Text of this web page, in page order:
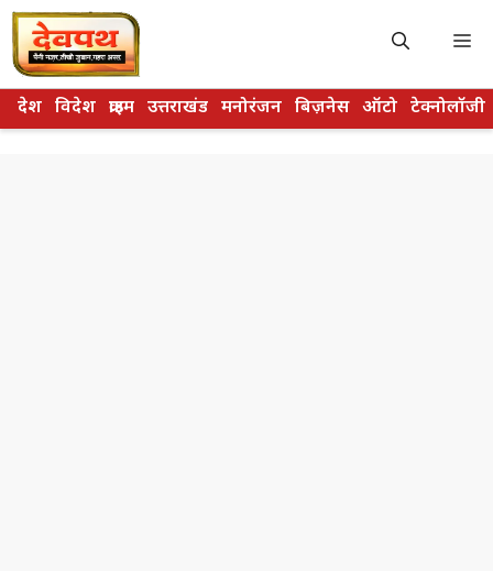
Skip
to
content
देश विदेश क्राइम उत्तराखंड मनोरंजन बिज़नेस ऑटो टेक्नोलॉजी